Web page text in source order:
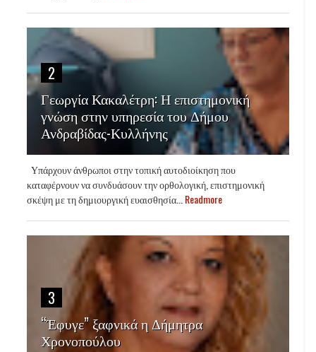
2
Γεωργία Κακαλέτρη: Η επιστημονική
γνώση στην υπηρεσία του Δήμου
Ανδραβίδας-Κυλλήνης
Υπάρχουν άνθρωποι στην τοπική αυτοδιοίκηση που
καταφέρνουν να συνδυάσουν την ορθολογική, επιστημονική
σκέψη με τη δημιουργική ευαισθησία...Readmore
3
“Έφυγε” ξαφνικά η Δήμητρα
Χρονοπούλου